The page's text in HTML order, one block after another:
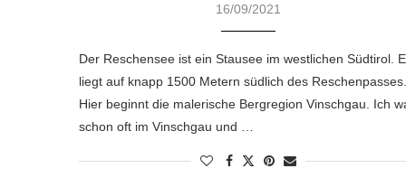
16/09/2021
Der Reschensee ist ein Stausee im westlichen Südtirol.
liegt auf knapp 1500 Metern südlich des Reschenpasses.
Hier beginnt die malerische Bergregion Vinschgau. Ich
schon oft im Vinschgau und …